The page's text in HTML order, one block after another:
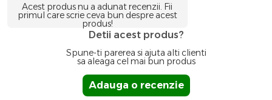
Acest produs nu a adunat recenzii. Fii
primul care scrie ceva bun despre acest
produs!
Detii acest produs?
Spune-ti parerea si ajuta alti clienti
sa aleaga cel mai bun produs
Adauga o recenzie